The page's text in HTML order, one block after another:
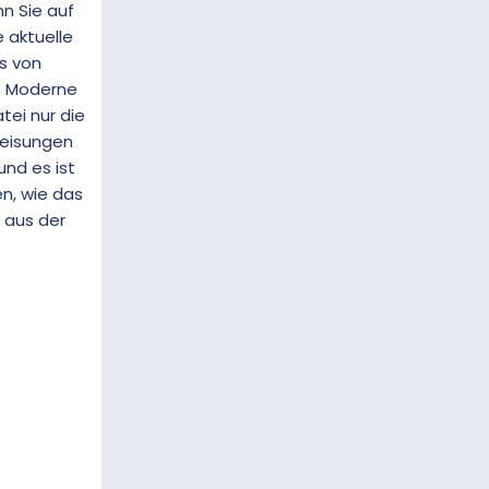
Sie auf
aktuelle
von
nur die
es ist
wie das
aus der